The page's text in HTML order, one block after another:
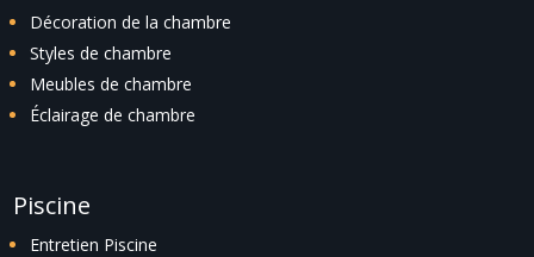
Décoration de la chambre
Styles de chambre
Meubles de chambre
Éclairage de chambre
Piscine
Entretien Piscine